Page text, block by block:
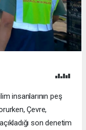
insanlarının peş
Çevre,
son denetim